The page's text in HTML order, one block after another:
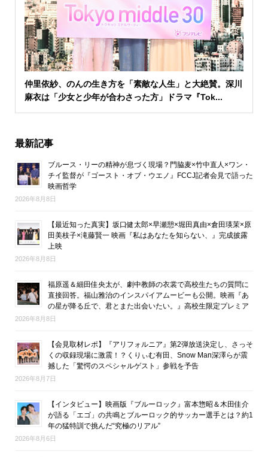
仲里依紗、のんの生き方を「素敵な人生」と大絶賛。深川
麻衣は「少女と少年が合わさった方」ドラマ『Tok...
最新記事
ブルース・リーの精神が息づく現場？門脇麦×竹中直人×ワン・
チイ監督が『ゴースト・オブ・ウエノ』FCCJ記者会見で語った
映画哲学
2026年8月8日
【最近知った真実】坂口健太郎×早瀬憩×堀田真由×倉田瑛茉×原
田美枝子×滝藤賢一 映画『私はあなたを知らない、』完成披露
上映
2026年8月8日
福原遥＆細田佳央太が、劇中教師の衣裳で高校生たちの質問に
直接回答。福山雅治のインスパイアムービーも公開。映画『あ
の星が降る丘で、君とまた出会いたい。』高校生限定プレミア
2026年8月8日
【会見取材レポ】『アリフォルニア』第2弾放送決定し、さっそ
くの収録現場に激震！？くりぃむ有田、Snow Man深澤らが震
撼した「驚愕のスペシャルゲスト」参戦を予告
2026年8月7日
【インタビュー】映画版『ブルーロック』富本惣昭＆木田佳介
が語る「エゴ」の共鳴とブルーロック的サッカー選手とは？約1
年の猛特訓で挑んだ“究極のリアル”
2026年8月6日